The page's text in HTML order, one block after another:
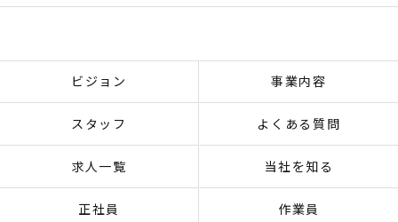
ビジョン 事業内容
スタッフ よくある質問
求人一覧 当社を知る
正社員 作業員